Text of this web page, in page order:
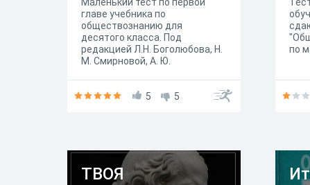
главе учебника по
обществознанию для
десятого класса. Под
редакцией Л.Н. Боголюбова, Н.
М. Смирновой, А. Ю.
5 5
по
ТВОЯ